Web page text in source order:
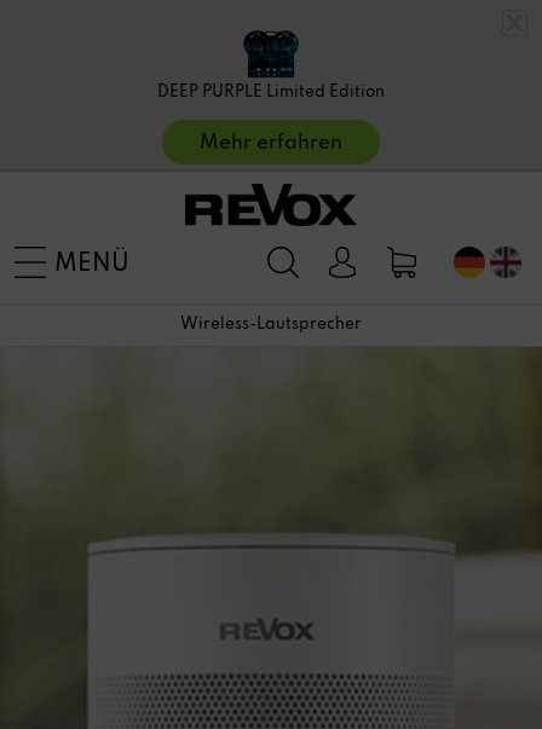
DEEP PURPLE Limited Edition
Mehr erfahren
MENÜ
Wireless-Lautsprecher